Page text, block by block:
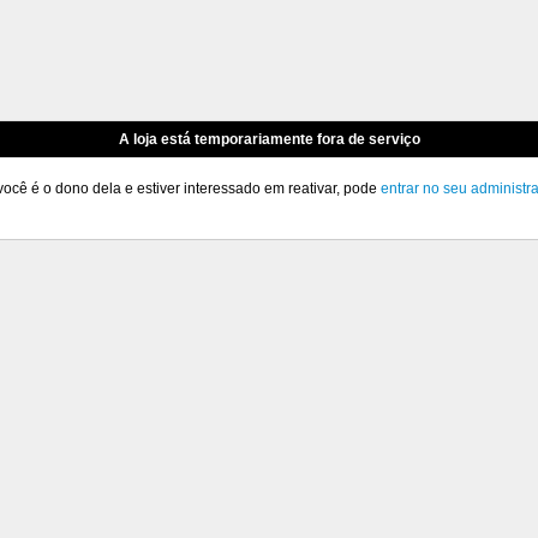
A loja está temporariamente fora de serviço
é o dono dela e estiver interessado em reativar, pode entrar no seu